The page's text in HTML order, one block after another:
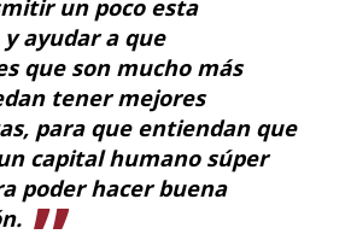
un poco esta
ayudar a que
que son mucho más
tener mejores
para que entiendan que
capital humano súper
poder hacer buena